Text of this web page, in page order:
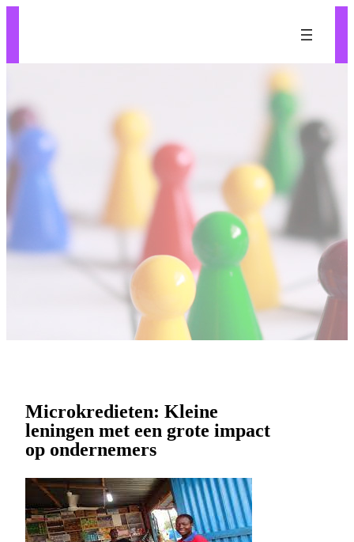
Microkredieten: Kleine
leningen met een grote impact
op ondernemers